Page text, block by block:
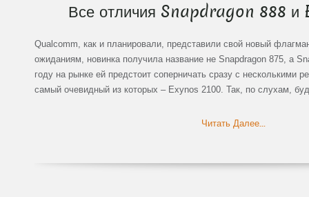
Все отличия Snapdragon 888 и
Qualcomm, как и планировали, представили свой новый
ожиданиям, новинка получила название не Snapdragon 875, а
году на рынке ей предстоит соперничать сразу с несколькими
самый очевидный из которых – Exynos 2100. Так, по слухам,
Читать Далее...